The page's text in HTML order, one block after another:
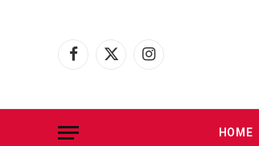
Facebook
X
Instagram
HOME